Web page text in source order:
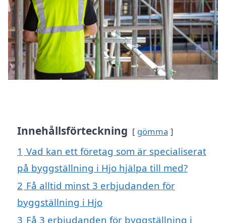
Innehållsförteckning gömma
1 Vad kan ett företag som är specialiserat
på byggställning i Hjo hjälpa till med?
2 Få alltid minst 3 erbjudanden för
byggställning i Hjo
3 Få 3 erbjudanden för byggställning i